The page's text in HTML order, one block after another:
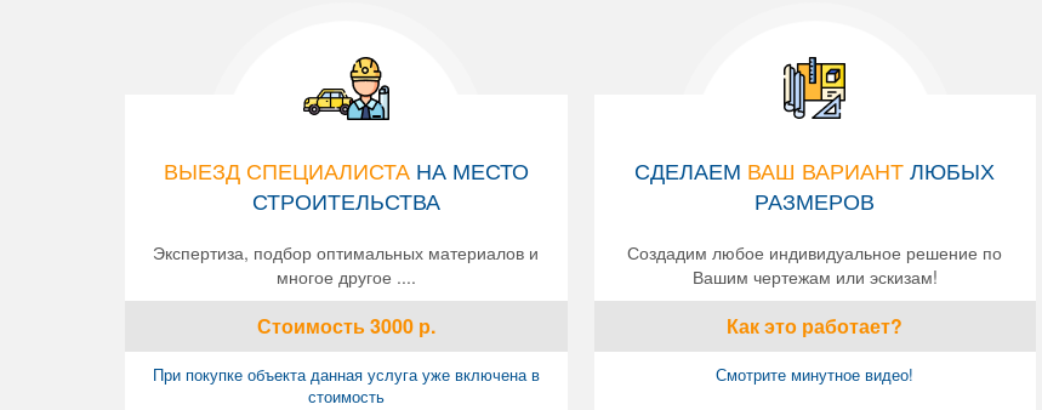
СДЕЛАЕМ ВАШ ВАРИАНТЛЮБЫХ
РАЗМЕРОВ
Создадим любое индивидуальное решение по
Вашим чертежам или эскизам!
Как это работает?
Смотрите минутное видео!
ВЫЕЗД СПЕЦИАЛИСТАНА МЕСТО
СТРОИТЕЛЬСТВА
Экспертиза, подбор оптимальных материалов и
многое другое ....
Стоимость3000р.
При покупке объекта данная услуга уже включена в
стоимость